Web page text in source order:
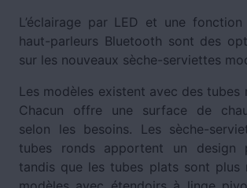
L’éclairage par LED et une
haut-parleurs Bluetooth sont des
sur les nouveaux sèche-serviettes
Les modèles existent avec des tubes
Chacun offre une surface de
selon les besoins. Les sèche-
tubes ronds apportent un design
tandis que les tubes plats sont plus